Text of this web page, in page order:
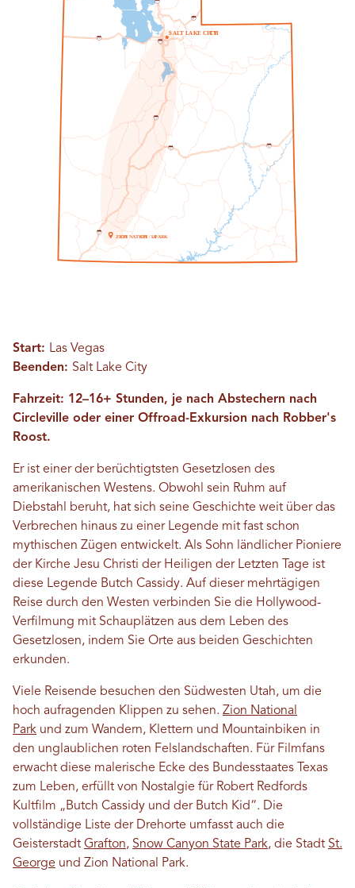
SALTLAKECICH
TY
ZICH
ON NATICH
ON / A
LPARK
70
70
15
8 0
215
80
15
Start: Las Vegas
Beenden: Salt Lake City
Fahrzeit: 12–16+ Stunden, je nach Abstechern nach
Circleville oder einer Offroad-Exkursion nach Robber's
Roost.
Er ist einer der berüchtigtsten Gesetzlosen des
amerikanischen Westens. Obwohl sein Ruhm auf
Diebstahl beruht, hat sich seine Geschichte weit über das
Verbrechen hinaus zu einer Legende mit fast schon
mythischen Zügen entwickelt. Als Sohn ländlicher Pioniere
der Kirche Jesu Christi der Heiligen der Letzten Tage ist
diese Legende Butch Cassidy. Auf dieser mehrtägigen
Reise durch den Westen verbinden Sie die Hollywood-
Verfilmung mit Schauplätzen aus dem Leben des
Gesetzlosen, indem Sie Orte aus beiden Geschichten
erkunden.
Viele Reisende besuchen den Südwesten Utah, um die
hoch aufragenden Klippen zu sehen. Zion National
Park und zum Wandern, Klettern und Mountainbiken in
den unglaublichen roten Felslandschaften. Für Filmfans
erwacht diese malerische Ecke des Bundesstaates Texas
zum Leben, erfüllt von Nostalgie für Robert Redfords
Kultfilm „Butch Cassidy und der Butch Kid“. Die
vollständige Liste der Drehorte umfasst auch die
Geisterstadt Grafton, Snow Canyon State Park, die Stadt St.
George und Zion National Park.